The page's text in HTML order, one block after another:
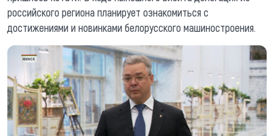
российского региона планирует ознакомиться с
достижениями и новинками белорусского машиностроения.